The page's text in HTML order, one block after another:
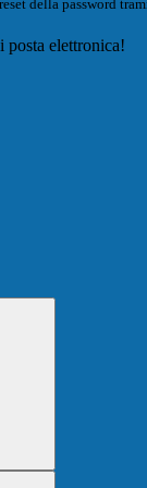
della password
posta elettronica!